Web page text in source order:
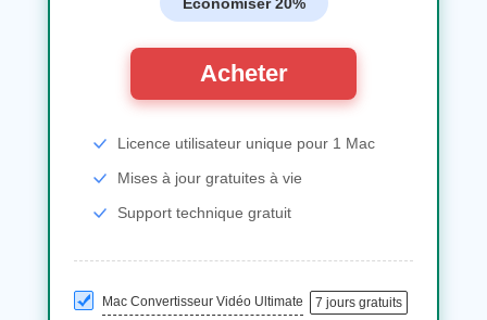
Acheter
Licence utilisateur unique pour 1 Mac
Mises à jour gratuites à vie
Support technique gratuit
Mac Convertisseur Vidéo Ultimate 7 jours gratuits